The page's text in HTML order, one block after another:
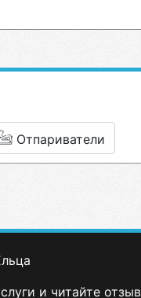
Отпариватели
и читайте